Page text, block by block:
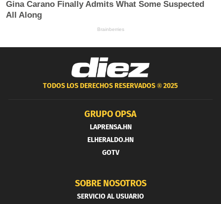
TODOS LOS DERECHOS RESERVADOS ®2025
GRUPO OPSA
LAPRENSA.HN
ELHERALDO.HN
GOTV
SOBRE NOSOTROS
SERVICIO AL USUARIO